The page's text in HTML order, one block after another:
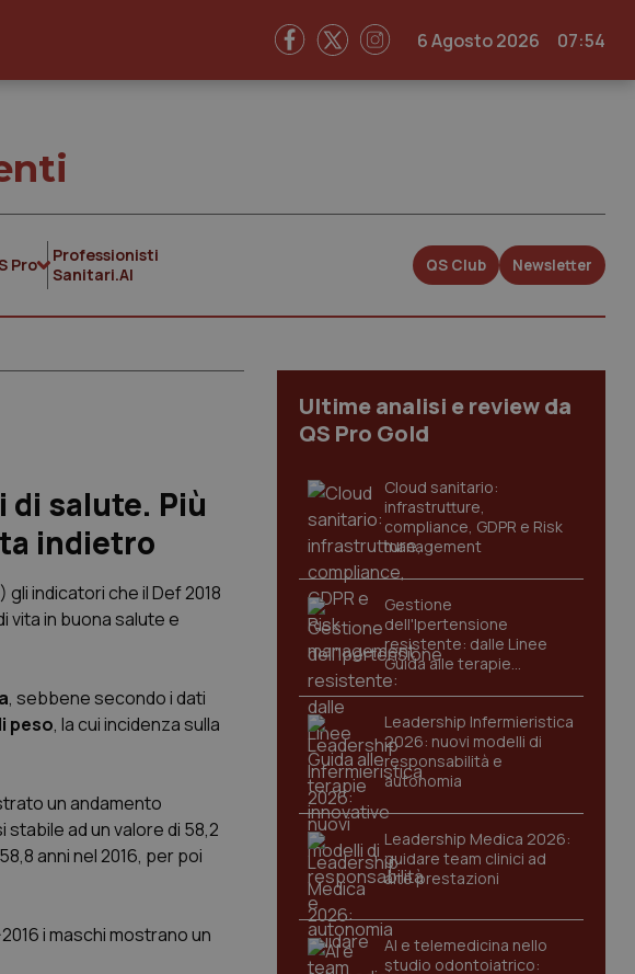
6 Agosto 2026 07:54
Pro
Professionisti
Sanitari.AI
QS Club Newsletter
salute. Più
indietro
indicatori che il Def 2018
vita in buona salute e
, sebbene secondo i dati
peso, la cui incidenza sulla
un andamento
ad un valore di 58,2
anni nel 2016, per poi
i maschi mostrano un
Ultime analisi e review da
QS Pro Gold
Cloud sanitario:
infrastrutture,
compliance, GDPR e Risk
management
Gestione
dell'Ipertensione
resistente: dalle Linee
Guida alle terapie
innovative
Leadership Infermieristica
2026: nuovi modelli di
responsabilità e
autonomia
Leadership Medica 2026:
guidare team clinici ad
alte prestazioni
AI e telemedicina nello
studio odontoiatrico: